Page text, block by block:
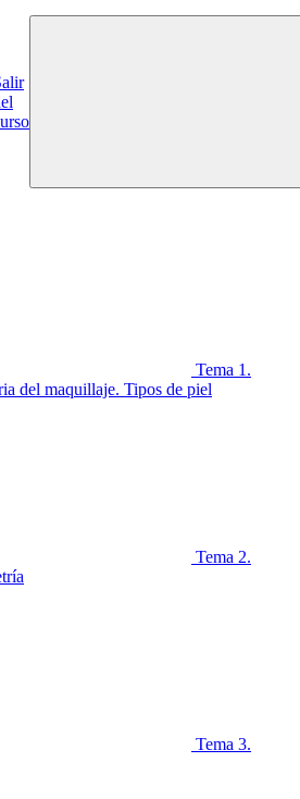
Tema 1.
del maquillaje. Tipos de piel
Tema 2.
Tema 3.